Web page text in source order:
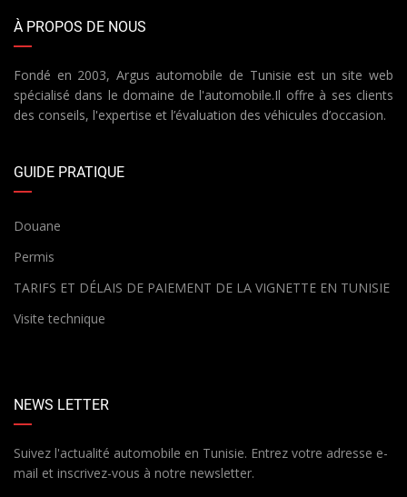
À PROPOS DE NOUS
Fondé en 2003, Argus automobile de Tunisie est un site web
spécialisé dans le domaine de l'automobile.Il offre à ses clients
des conseils, l'expertise et l’évaluation des véhicules d’occasion.
GUIDE PRATIQUE
Douane
Permis
TARIFS ET DÉLAIS DE PAIEMENT DE LA VIGNETTE EN TUNISIE
Visite technique
NEWS LETTER
Suivez l'actualité automobile en Tunisie. Entrez votre adresse e-
mail et inscrivez-vous à notre newsletter.